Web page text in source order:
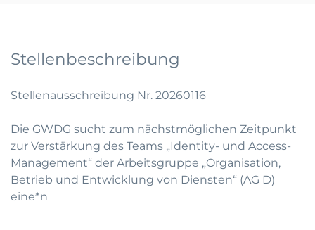
Stellenbeschreibung
Stellenausschreibung Nr. 20260116
Die GWDG sucht zum nächstmöglichen Zeitpunkt
zur Verstärkung des Teams „Identity- und Access-
Management“ der Arbeitsgruppe „Organisation,
Betrieb und Entwicklung von Diensten“ (AG D)
eine*n